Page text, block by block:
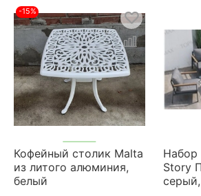
-15%
Кофейный столик Malta
из литого алюминия,
белый
Набор
Story